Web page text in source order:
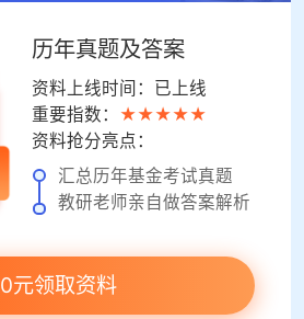
历年真题及答案
资料上线时间：已上线
重要指数： ★★★★★
资料抢分亮点：
汇总历年基金考试真题
教研老师亲自做答案解析
0元领取资料